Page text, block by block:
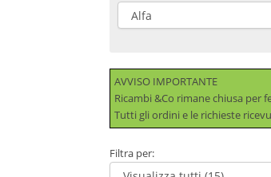
AVVISO IMPORTANTE
Ricambi &Co rimane chiusa per
Tutti gli ordini e le richieste
Filtra per: